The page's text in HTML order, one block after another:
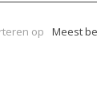
op Meest